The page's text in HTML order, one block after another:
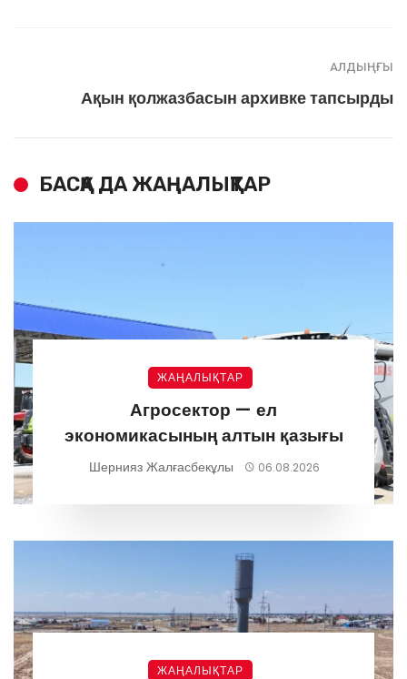
АЛДЫҢҒЫ
Ақын қолжазбасын архивке тапсырды
БАСҚА ДА ЖАҢАЛЫҚТАР
ЖАҢАЛЫҚТАР
Агросектор — ел
экономикасының алтын қазығы
Шернияз Жалғасбекұлы 06.08.2026
ЖАҢАЛЫҚТАР